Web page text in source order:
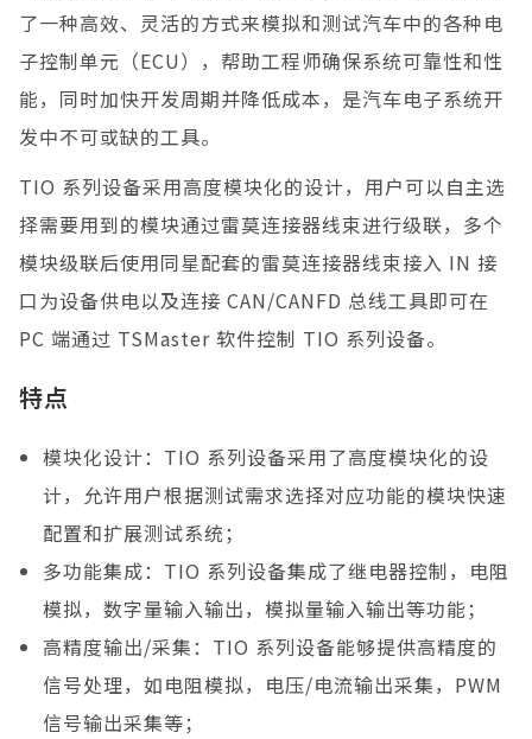
了一种高效、灵活的方式来模拟和测试汽车中的各种电
子控制单元（ECU），帮助工程师确保系统可靠性和性
能，同时加快开发周期并降低成本，是汽车电子系统开
发中不可或缺的工具。
TIO 系列设备采用高度模块化的设计，用户可以自主选
择需要用到的模块通过雷莫连接器线束进行级联，多个
模块级联后使用同星配套的雷莫连接器线束接入 IN 接
口为设备供电以及连接 CAN/CANFD 总线工具即可在
PC 端通过 TSMaster 软件控制 TIO 系列设备。
特点
模块化设计：TIO 系列设备采用了高度模块化的设
计，允许用户根据测试需求选择对应功能的模块快速
配置和扩展测试系统；
多功能集成：TIO 系列设备集成了继电器控制，电阻
模拟，数字量输入输出，模拟量输入输出等功能；
高精度输出/采集：TIO 系列设备能够提供高精度的
信号处理，如电阻模拟，电压/电流输出采集，PWM
信号输出采集等；